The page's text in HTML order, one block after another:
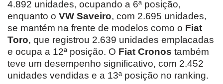
4.892 unidades, ocupando a 6ª posição,
enquanto o VW Saveiro, com 2.695 unidades,
se mantém na frente de modelos como o Fiat
Toro, que registrou 2.639 unidades emplacadas
e ocupa a 12ª posição. O Fiat Cronos também
teve um desempenho significativo, com 2.452
unidades vendidas e a 13ª posição no ranking.